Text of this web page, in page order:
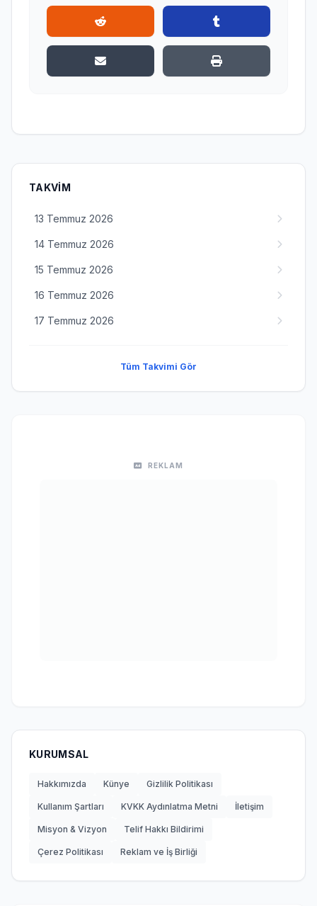
TAKVIM
13 Temmuz 2026
14 Temmuz 2026
15 Temmuz 2026
16 Temmuz 2026
17 Temmuz 2026
Tüm Takvimi Gör
REKLAM
KURUMSAL
Hakkımızda Künye Gizlilik Politikası
Kullanım Şartları KVKK Aydınlatma Metni İletişim
Misyon & Vizyon Telif Hakkı Bildirimi
Çerez Politikası Reklam ve İş Birliği